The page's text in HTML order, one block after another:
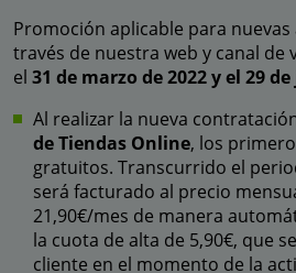
Promoción aplicable para nuevas
través de nuestra web y canal de
el 31 de marzo de 2022 y el 29
Al realizar la nueva
de Tiendas Online, los
gratuitos. Transcurrido el
será facturado al precio
21,90€/mes de manera
la cuota de alta de 5,90€, que
cliente en el momento de la